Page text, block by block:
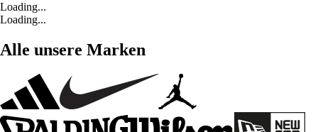
Loading...
Loading...
Alle unsere Marken